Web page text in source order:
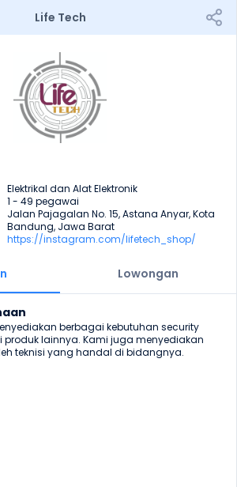
Life Tech
Elektrikal dan Alat Elektronik
1 - 49 pegawai
Jalan Pajagalan No. 15, Astana Anyar, Kota
Bandung, Jawa Barat
https://instagram.com/lifetech_shop/
Lowongan
berbagai kebutuhan security
lainnya. Kami juga menyediakan
teknisi yang handal di bidangnya.